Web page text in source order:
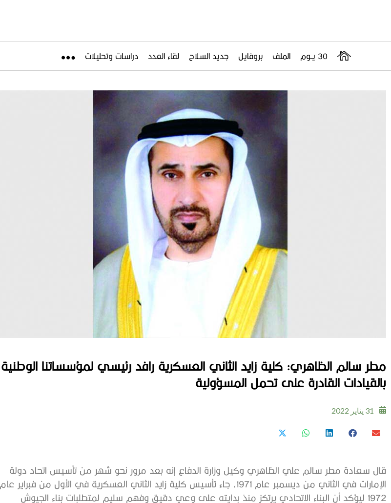
30 يــوم الملف بروفايل جديد السلاح لقاء العدد دراسات وتحليلات
مطر سالم الظاهري: كلية زايد الثاني العسكرية رافد رئيسي لمؤسساتنا الوطنية
بالقيادات القادرة على تحمل المسؤولية
31 يناير 2022
قال سعادة مطر سالم علي الظاهري وكيل وزارة الدفاع إنه بعد مرور نحو شهر من تأسيس اتحاد دولة
الإمارات في الثاني من ديسمبر عام 1971، جاء تأسيس كلية زايد الثاني العسكرية في الأول من فبراير عام
1972 ليؤكد أن البناء الاتحادي يرتكز منذ بدايته على وعي دقيق وفهم سليم لمتطلبات بناء الجيوش